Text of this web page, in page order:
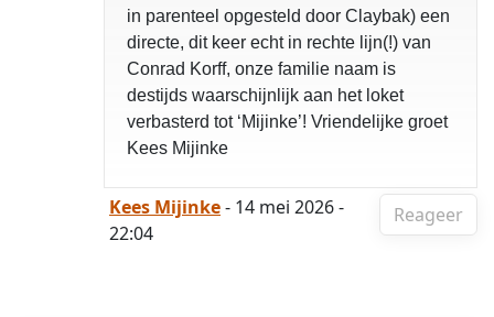
in parenteel opgesteld door Claybak) een
directe, dit keer echt in rechte lijn(!) van
Conrad Korff, onze familie naam is
destijds waarschijnlijk aan het loket
verbasterd tot ‘Mijinke’! Vriendelijke groet
Kees Mijinke
Reageer
Kees Mijinke- 14 mei 2026 -
22:04